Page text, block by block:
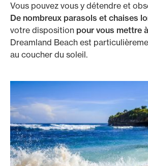
Vous pouvez vous y détendre et
De nombreux parasols et chaises
votre disposition pour vous mettre
Dreamland Beach est
au coucher du soleil.